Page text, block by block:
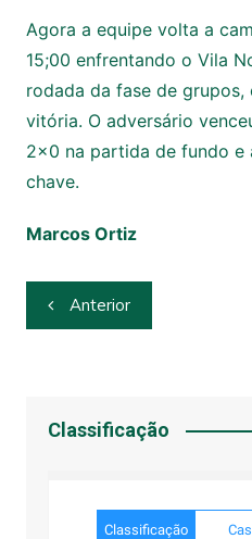
Agora a equipe volta a
15;00 enfrentando o Vila
rodada da fase de
vitória. O adversário
2×0 na partida de fundo e
chave.
Marcos Ortiz
Navegação
de
Anterior
Classificação
Classificação